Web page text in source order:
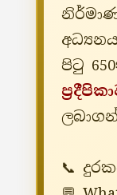
පිටු
📞